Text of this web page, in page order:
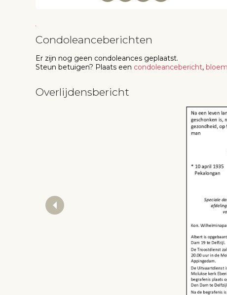
Condoleanceberichten
Er zijn nog geen condoleances geplaatst.
Steun betuigen? Plaats een condoleancebericht, bloem
Overlijdensbericht